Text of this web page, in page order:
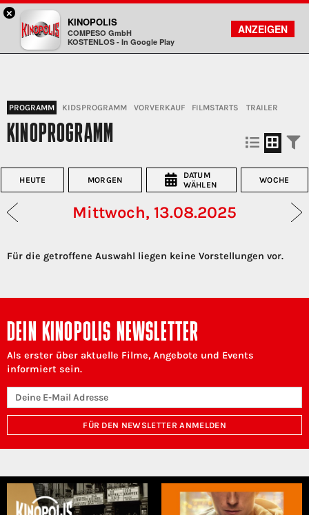
Kinopolis
FILMSUCHE
KONTO
PROGRAMM KIDSPROGRAMM VORVERKAUF FILMSTARTS TRAILER
KINOPROGRAMM
HEUTE MORGEN
DATUM
WÄHLEN
WOCHE
Mittwoch, 13.08.2025
Für die getroffene Auswahl liegen keine Vorstellungen vor.
DEIN KINOPOLIS NEWSLETTER
Als erster über aktuelle Filme, Angebote und Events
informiert sein.
FÜR DEN NEWSLETTER ANMELDEN
×
KINOPOLIS
COMPESO GmbH
KOSTENLOS - In Google Play
ANZEIGEN